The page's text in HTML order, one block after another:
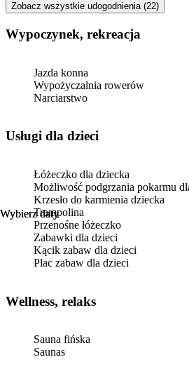
Wybierz daty
Wybierz daty
Zobacz wszystkie udogodnienia (22)
Wypoczynek, rekreacja
Jazda konna
Wypożyczalnia rowerów
Narciarstwo
usługi dla dzieci
Łóżeczko dla dziecka
Możliwość podgrzania pokarmu
Krzesło do karmienia dziecka
Trampolina
Przenośne łóżeczko
Zabawki dla dzieci
Kącik zabaw dla dzieci
Plac zabaw dla dzieci
Wellness, relaks
Sauna fińska
Saunas